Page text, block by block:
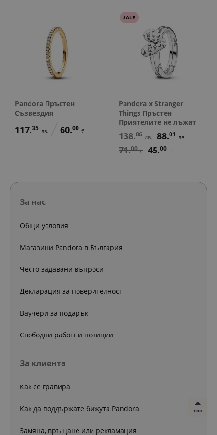
Pandora Пръстен
Съзвездия
117.35 лв. 60.00 €
SALE
Pandora x Stranger
Things Пръстен
Приятелите не лъжат
138.86 лв. 88.01 лв.
71.00 € 45.00 €
топ
За нас
Общи условия
Магазини Pandora в България
Често задавани въпроси
Декларация за поверителност
Ваучери за подарък
Свободни работни позиции
За клиента
Как се гравира
Как да поддържате бижута Pandora
Замяна, връщане или рекламация